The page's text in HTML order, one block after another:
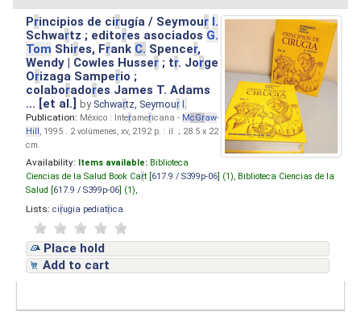
Principios de cirugía / Seymour I.
Schwartz ; editores asociados G.
Tom Shires, Frank C. Spencer,
Wendy | Cowles Husser ; tr. Jorge
Orizaga Samperio ;
colaboradores James T. Adams
... [et al.]by Schwartz, Seymour I.
Publication: México : Interamericana - McGraw-
Hill, 1995 . 2 volúmenes, xv, 2192 p. : il. ; 28.5 x 22
cm.
Availability: Items available: Biblioteca
Ciencias de la Salud Book Cart [ 617.9 / S399p-06 ] (1), Biblioteca Ciencias de la
Salud [ 617.9 / S399p-06 ] (1),
Lists: cirugia pediatrica
Place hold
Add to cart